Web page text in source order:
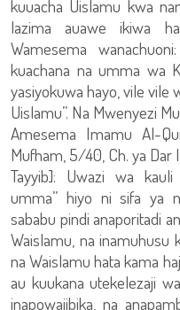
kuuacha Uislamu kwa
lazima auawe ikiwa
Wamesema
kuachana na umma wa
yasiyokuwa hayo, vile
Uislamu”. Na Mwenyezi
Amesema Imamu Al-
Mufham, 5/40, Ch. ya Dar
Tayyib]: Uwazi wa
umma” hiyo ni sifa ya
sababu pindi anaporitadi
Waislamu, na inamuhusu
na Waislamu hata kama
au kuukana utekelezaji
inapowajibika, na